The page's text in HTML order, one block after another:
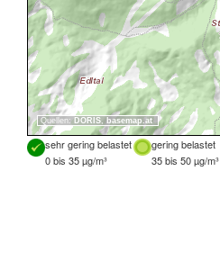
Quellen: DORIS, basemap.at
sehr gering belastet gering belastet
0 bis 35 µg/m³
35 bis 50 µg/m³